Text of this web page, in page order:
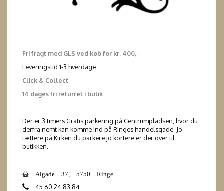
Fri fragt med GLS ved køb for kr. 400,-
Leveringstid 1-3 hverdage
Click & Collect
14 dages fri returret i butik
Der er 3 timers Gratis parkering på Centrumpladsen, hvor du
derfra nemt kan komme ind på Ringes handelsgade. Jo
tættere på Kirken du parkere jo kortere er der over til
butikken.
Algade 37, 5750 Ringe
45 60 24 83 84